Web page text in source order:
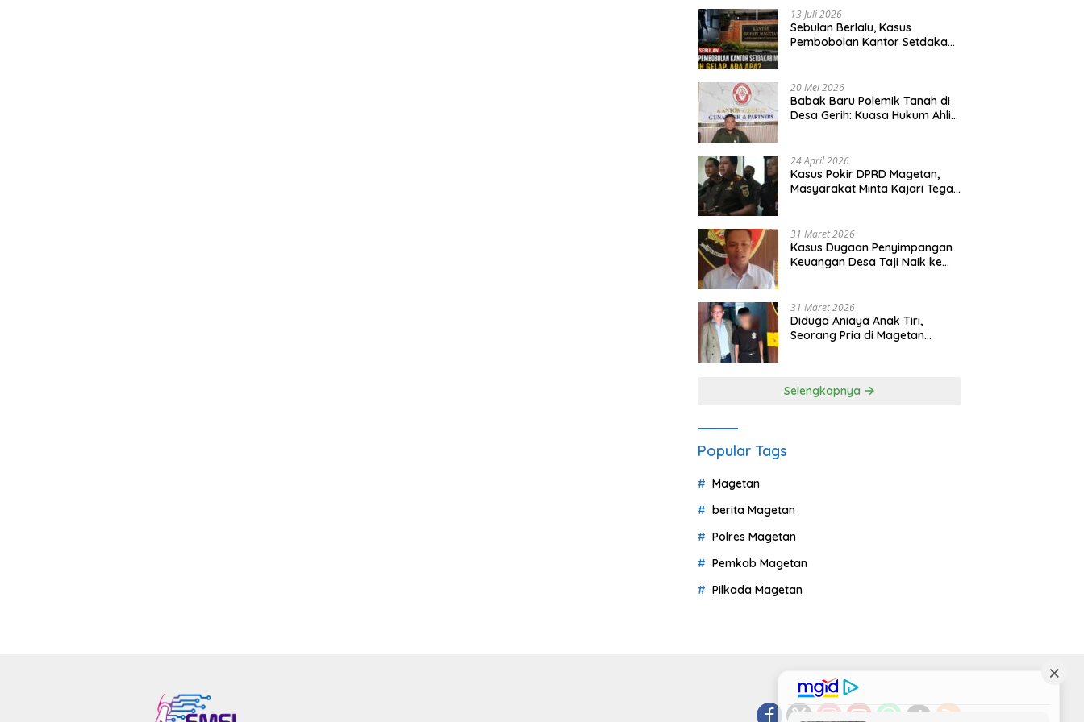
13 Juli 2026
Sebulan Berlalu, Kasus
Pembobolan Kantor Setdakab
20 Mei 2026
Babak Baru Polemik Tanah di
Desa Gerih: Kuasa Hukum Ahli
24 April 2026
Kasus Pokir DPRD Magetan,
Masyarakat Minta Kajari Tegak
31 Maret 2026
Kasus Dugaan Penyimpangan
Keuangan Desa Taji Naik ke
31 Maret 2026
Diduga Aniaya Anak Tiri,
Seorang Pria di Magetan
Selengkapnya
Popular Tags
Magetan
berita Magetan
Polres Magetan
Pemkab Magetan
Pilkada Magetan